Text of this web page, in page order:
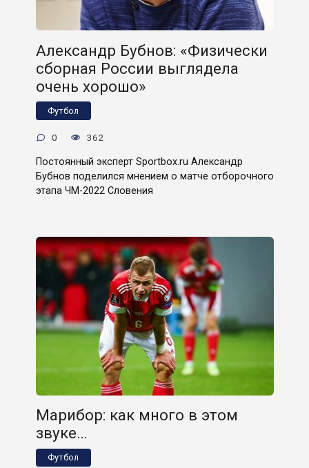
Александр Бубнов: «Физически
сборная России выглядела
очень хорошо»
Футбол
0 362
Постоянный эксперт Sportbox.ru Александр
Бубнов поделился мнением о матче отборочного
этапа ЧМ-2022 Словения
Марибор: как много в этом
звуке…
Футбол